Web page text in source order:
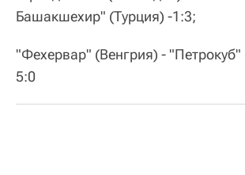
Башакшехир" (Турция) -1:3;
"Фехервар" (Венгрия) -
5:0